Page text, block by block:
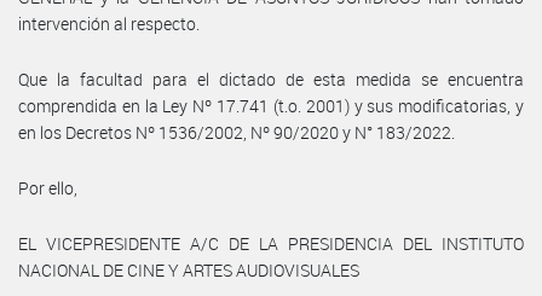
intervención al respecto.
Que la facultad para el dictado de esta medida se encuentra
comprendida en la Ley Nº 17.741 (t.o. 2001) y sus modificatorias, y
en los Decretos Nº 1536/2002, Nº 90/2020 y N° 183/2022.
Por ello,
EL VICEPRESIDENTE A/C DE LA PRESIDENCIA DEL INSTITUTO
NACIONAL DE CINE Y ARTES AUDIOVISUALES